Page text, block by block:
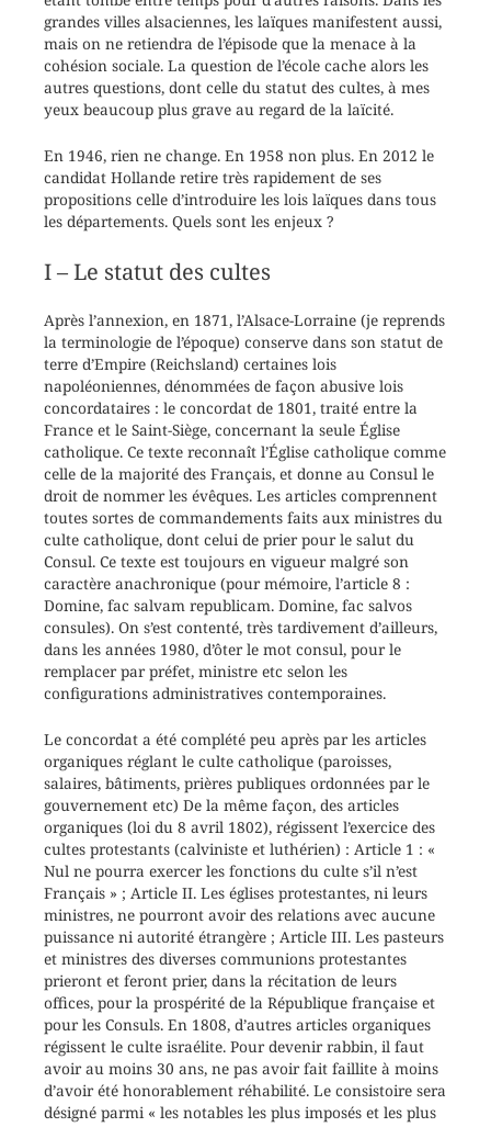
grandes villes alsaciennes, les laïques manifestent aussi,
mais on ne retiendra de l’épisode que la menace à la
cohésion sociale. La question de l’école cache alors les
autres questions, dont celle du statut des cultes, à mes
yeux beaucoup plus grave au regard de la laïcité.
En 1946, rien ne change. En 1958 non plus. En 2012 le
candidat Hollande retire très rapidement de ses
propositions celle d’introduire les lois laïques dans tous
les départements. Quels sont les enjeux ?
I – Le statut des cultes
Après l’annexion, en 1871, l’Alsace-Lorraine (je reprends
la terminologie de l’époque) conserve dans son statut de
terre d’Empire (Reichsland) certaines lois
napoléoniennes, dénommées de façon abusive lois
concordataires : le concordat de 1801, traité entre la
France et le Saint-Siège, concernant la seule Église
catholique. Ce texte reconnaît l’Église catholique comme
celle de la majorité des Français, et donne au Consul le
droit de nommer les évêques. Les articles comprennent
toutes sortes de commandements faits aux ministres du
culte catholique, dont celui de prier pour le salut du
Consul. Ce texte est toujours en vigueur malgré son
caractère anachronique (pour mémoire, l’article 8 :
Domine, fac salvam republicam. Domine, fac salvos
consules). On s’est contenté, très tardivement d’ailleurs,
dans les années 1980, d’ôter le mot consul, pour le
remplacer par préfet, ministre etc selon les
configurations administratives contemporaines.
Le concordat a été complété peu après par les articles
organiques réglant le culte catholique (paroisses,
salaires, bâtiments, prières publiques ordonnées par le
gouvernement etc) De la même façon, des articles
organiques (loi du 8 avril 1802), régissent l’exercice des
cultes protestants (calviniste et luthérien) : Article 1 : «
Nul ne pourra exercer les fonctions du culte s’il n’est
Français » ; Article II. Les églises protestantes, ni leurs
ministres, ne pourront avoir des relations avec aucune
puissance ni autorité étrangère ; Article III. Les pasteurs
et ministres des diverses communions protestantes
prieront et feront prier, dans la récitation de leurs
offices, pour la prospérité de la République française et
pour les Consuls. En 1808, d’autres articles organiques
régissent le culte israélite. Pour devenir rabbin, il faut
avoir au moins 30 ans, ne pas avoir fait faillite à moins
d’avoir été honorablement réhabilité. Le consistoire sera
désigné parmi « les notables les plus imposés et les plus